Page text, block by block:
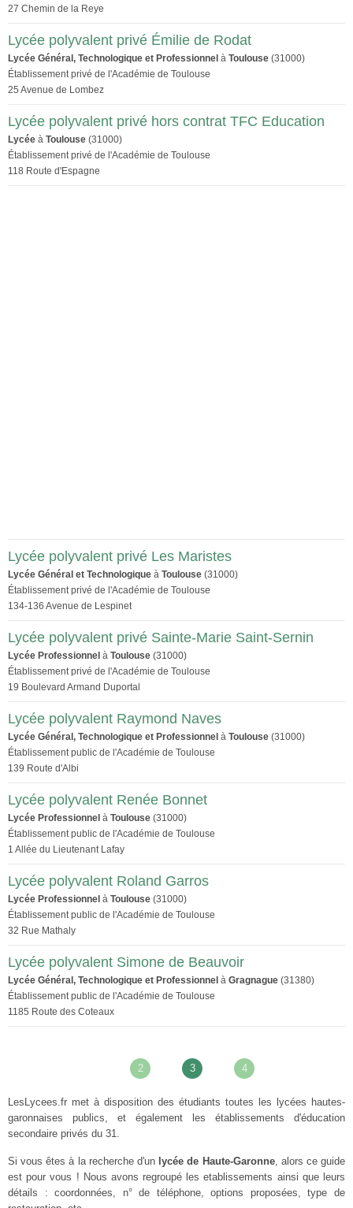
27 Chemin de la Reye
Lycée polyvalent privé Émilie de Rodat
Lycée Général, Technologique et Professionnel à Toulouse (31000)
Établissement privé de l'Académie de Toulouse
25 Avenue de Lombez
Lycée polyvalent privé hors contrat TFC Education
Lycée à Toulouse (31000)
Établissement privé de l'Académie de Toulouse
118 Route d'Espagne
Lycée polyvalent privé Les Maristes
Lycée Général et Technologique à Toulouse (31000)
Établissement privé de l'Académie de Toulouse
134-136 Avenue de Lespinet
Lycée polyvalent privé Sainte-Marie Saint-Sernin
Lycée Professionnel à Toulouse (31000)
Établissement privé de l'Académie de Toulouse
19 Boulevard Armand Duportal
Lycée polyvalent Raymond Naves
Lycée Général, Technologique et Professionnel à Toulouse (31000)
Établissement public de l'Académie de Toulouse
139 Route d'Albi
Lycée polyvalent Renée Bonnet
Lycée Professionnel à Toulouse (31000)
Établissement public de l'Académie de Toulouse
1 Allée du Lieutenant Lafay
Lycée polyvalent Roland Garros
Lycée Professionnel à Toulouse (31000)
Établissement public de l'Académie de Toulouse
32 Rue Mathaly
Lycée polyvalent Simone de Beauvoir
Lycée Général, Technologique et Professionnel à Gragnague (31380)
Établissement public de l'Académie de Toulouse
1185 Route des Coteaux
2 3 4
LesLycees.fr met à disposition des étudiants toutes les lycées hautes-
garonnaises publics, et également les établissements d'éducation
secondaire privés du 31.
Si vous êtes à la recherche d'un lycée de Haute-Garonne, alors ce guide
est pour vous ! Nous avons regroupé les etablissements ainsi que leurs
détails : coordonnées, n° de téléphone, options proposées, type de